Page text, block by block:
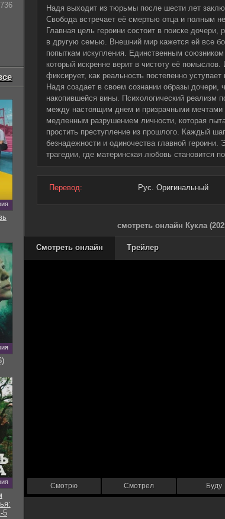
Надя выходит из тюрьмы после шести лет
Свобода встречает её смертью отца и полным
Главная цель героини состоит в поиске
в другую семью. Внешний мир кажется ей все
попыткам искупления. Единственным
который искренне верит в чистоту её
фиксирует, как реальность постепенно
Надя создает в своем сознании образы
накопившейся вины. Психологический реализм
между настоящим днем и призрачными мечтами
медленным разрушением личности, которая
простить преступление из прошлого. Каждый
безнадежности и одиночества главной
трагедии, где материнская любовь становится
Перевод: Рус. Оригинальный
смотреть онлайн Кукла
Смотреть онлайн Трейлер
Смотрю Смотрел Буду
5